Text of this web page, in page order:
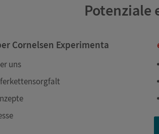
Potenziale
Cornelsen Experimenta
uns